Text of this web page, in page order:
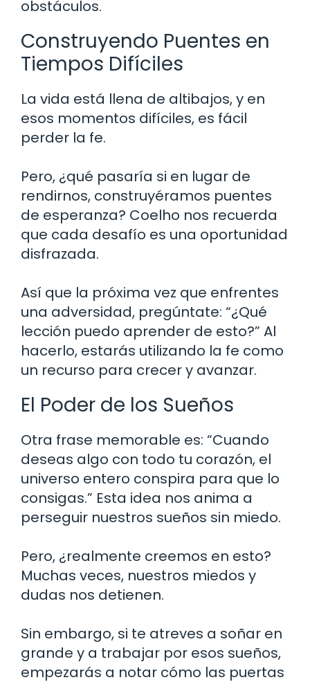
obstáculos.
Construyendo Puentes en
Tiempos Difíciles
La vida está llena de altibajos, y en
esos momentos difíciles, es fácil
perder la fe.
Pero, ¿qué pasaría si en lugar de
rendirnos, construyéramos puentes
de esperanza? Coelho nos recuerda
que cada desafío es una oportunidad
disfrazada.
Así que la próxima vez que enfrentes
una adversidad, pregúntate: “¿Qué
lección puedo aprender de esto?” Al
hacerlo, estarás utilizando la fe como
un recurso para crecer y avanzar.
El Poder de los Sueños
Otra frase memorable es: “Cuando
deseas algo con todo tu corazón, el
universo entero conspira para que lo
consigas.” Esta idea nos anima a
perseguir nuestros sueños sin miedo.
Pero, ¿realmente creemos en esto?
Muchas veces, nuestros miedos y
dudas nos detienen.
Sin embargo, si te atreves a soñar en
grande y a trabajar por esos sueños,
empezarás a notar cómo las puertas